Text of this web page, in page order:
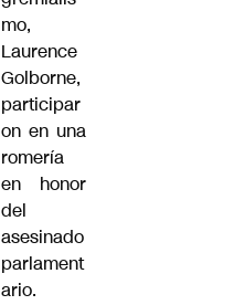
mo,
Laurence
Golborne,
participar
on en una
romería
en honor
del
asesinado
parlament
ario.